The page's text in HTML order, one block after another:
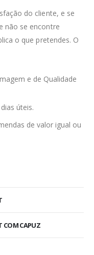
do cliente, e se
não se encontre
o que pretendes. O
e de Qualidade
úteis.
de valor igual ou
COM CAPUZ